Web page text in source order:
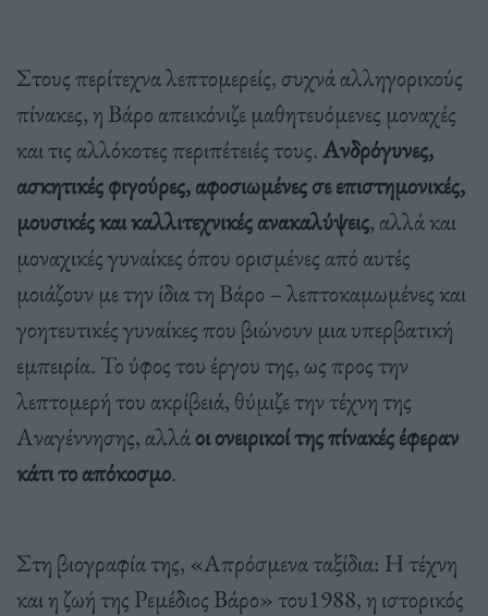
Στους περίτεχνα λεπτομερείς, συχνά αλληγορικούς
πίνακες, η Βάρο απεικόνιζε μαθητευόμενες μοναχές
και τις αλλόκοτες περιπέτειές τους.Ανδρόγυνες,
ασκητικές φιγούρες, αφοσιωμένες σε επιστημονικές,
μουσικές και καλλιτεχνικές ανακαλύψεις, αλλά και
μοναχικές γυναίκες όπου ορισμένες από αυτές
μοιάζουν με την ίδια τη Βάρο – λεπτοκαμωμένες και
γοητευτικές γυναίκες που βιώνουν μια υπερβατική
εμπειρία. Το ύφος του έργου της, ως προς την
λεπτομερή του ακρίβειά, θύμιζε την τέχνη της
Αναγέννησης, αλλάοι ονειρικοί της πίνακές έφεραν
κάτι το απόκοσμο.
Στη βιογραφία της, «Απρόσμενα ταξίδια: Η τέχνη
και η ζωή της Ρεμέδιος Βάρο» του1988, η ιστορικός